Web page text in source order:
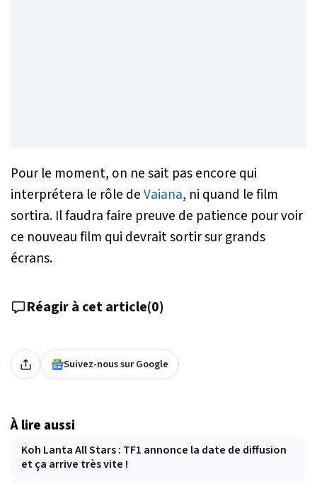
Pour le moment, on ne sait pas encore qui
interprétera le rôle deVaiana, ni quand le film
sortira. Il faudra faire preuve de patience pour voir
ce nouveau film qui devrait sortir sur grands
écrans.
Réagir à cet article(0)
Suivez-nous sur Google
À lire aussi
Koh Lanta All Stars : TF1 annonce la date de diffusion
et ça arrive très vite !